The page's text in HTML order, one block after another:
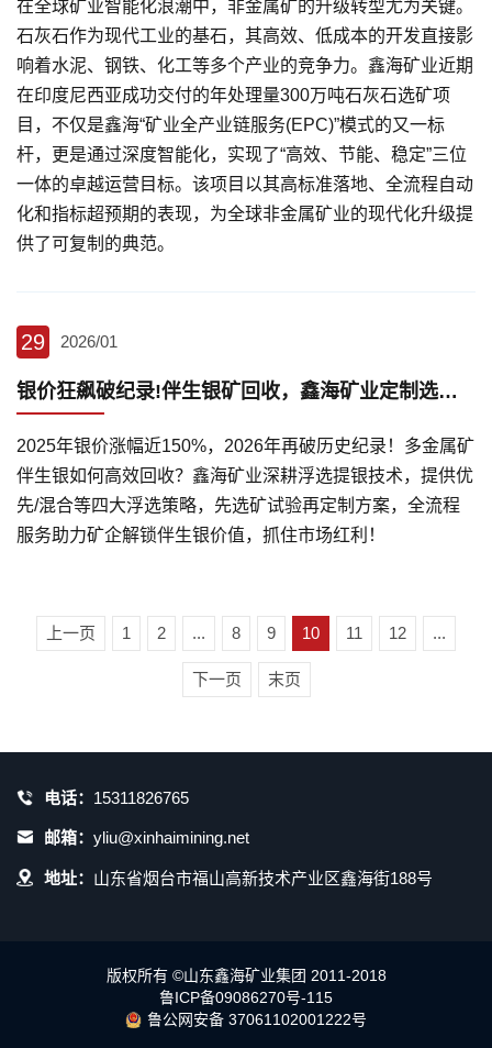
在全球矿业智能化浪潮中，非金属矿的升级转型尤为关键。
石灰石作为现代工业的基石，其高效、低成本的开发直接影
响着水泥、钢铁、化工等多个产业的竞争力。鑫海矿业近期
在印度尼西亚成功交付的年处理量300万吨石灰石选矿项
目，不仅是鑫海“矿业全产业链服务(EPC)”模式的又一标
杆，更是通过深度智能化，实现了“高效、节能、稳定”三位
一体的卓越运营目标。该项目以其高标准落地、全流程自动
化和指标超预期的表现，为全球非金属矿业的现代化升级提
供了可复制的典范。
29 2026/01
银价狂飙破纪录!伴生银矿回收，鑫海矿业定制选矿方案
2025年银价涨幅近150%，2026年再破历史纪录！多金属矿
伴生银如何高效回收？鑫海矿业深耕浮选提银技术，提供优
先/混合等四大浮选策略，先选矿试验再定制方案，全流程
服务助力矿企解锁伴生银价值，抓住市场红利！
上一页 1 2 ... 8 9 10 11 12 ...
下一页 末页
电话： 15311826765
邮箱： yliu@xinhaimining.net
地址： 山东省烟台市福山高新技术产业区鑫海街188号
版权所有 ©山东鑫海矿业集团 2011-2018
鲁ICP备09086270号-115
鲁公网安备 37061102001222号